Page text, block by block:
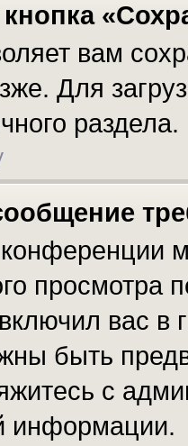
кнопка
вам
Для
раздела.
просмотра
вас в
быть
с
информации.